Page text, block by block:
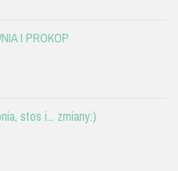
I PROKOP
stos i... zmiany:)